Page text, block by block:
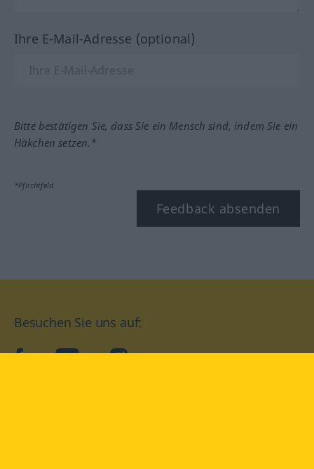
Ihre E-Mail-Adresse (optional)
Bitte bestätigen Sie, dass Sie ein Mensch sind, indem Sie ein
Häkchen setzen.*
*Pflichtfeld
Feedback absenden
Besuchen Sie uns auf:
facebookYouTube Instagram